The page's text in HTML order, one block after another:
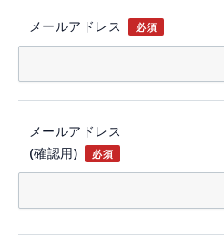
メールアドレス 必須
メールアドレス
(確認用)
必須